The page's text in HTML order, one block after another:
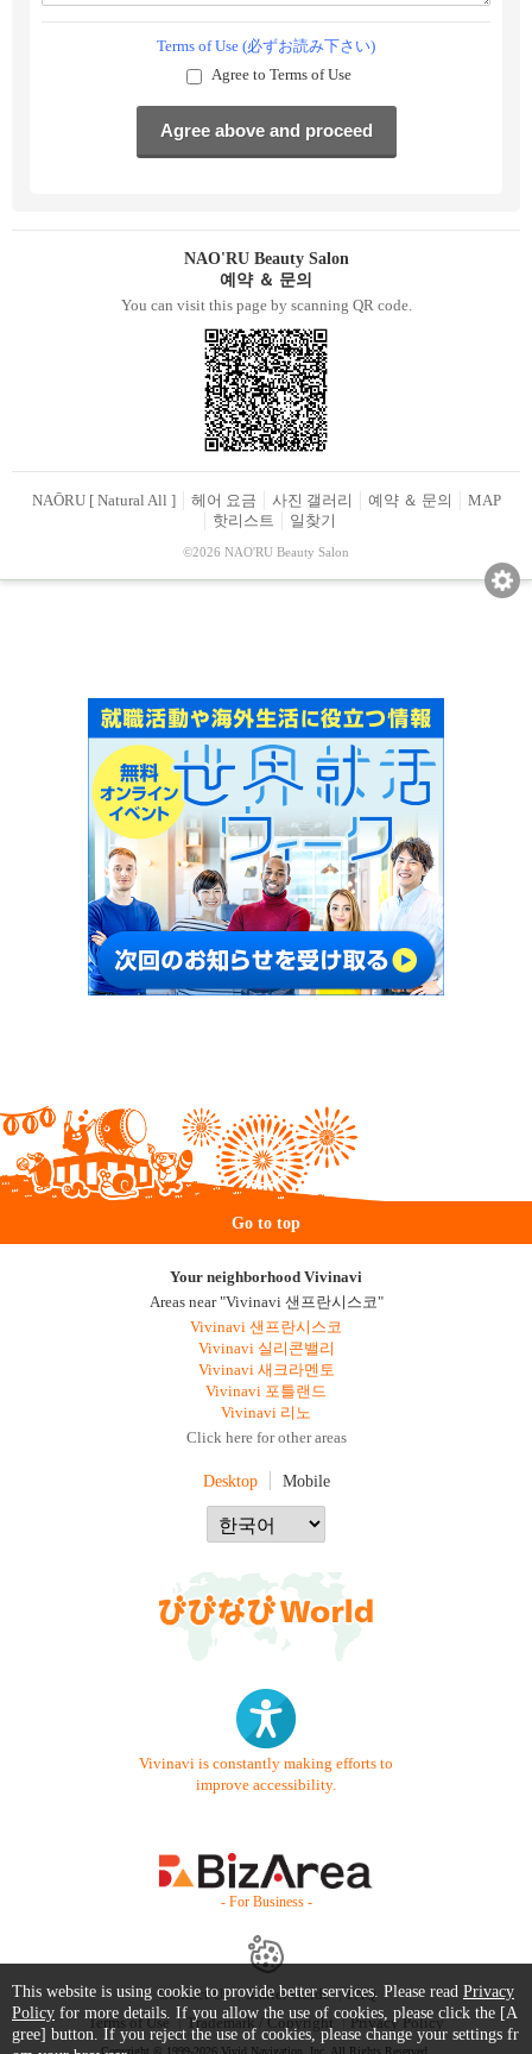
Terms of Use (必ずお読み下さい)
Agree to Terms of Use
NAO'RU Beauty Salon
예약 ＆ 문의
You can visit this page by scanning QR code.
NAŌRU [ Natural All ] 헤어 요금 사진 갤러리 예약 ＆ 문의
MAP
핫리스트
일찾기
©2026 NAO'RU Beauty Salon
Go to top
Your neighborhood Vivinavi
Areas near "Vivinavi 샌프란시스코"
Vivinavi 샌프란시스코
Vivinavi 실리콘밸리
Vivinavi 새크라멘토
Vivinavi 포틀랜드
Vivinavi 리노
Click here for other areas
Desktop Mobile
Vivinavi is constantly making efforts to
improve accessibility.
- For Business -
Contact Us Starter Guide
FAQ
Terms of Use
Trademark / Copyright Privacy Policy
Copyright © 1999-2026 Vivid Navigation, Inc. All Rights Reserved.
This website is using cookie to provide better services. Please read Privacy
Policy for more details. If you allow the use of cookies, please click the [A
gree] button. If you reject the use of cookies, please change your settings fr